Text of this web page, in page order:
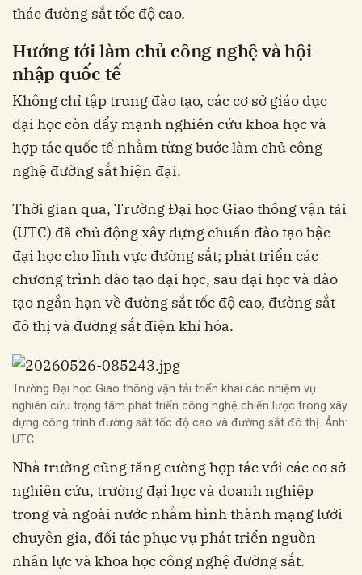
thác đường sắt tốc độ cao.
Hướng tới làm chủ công nghệ và hội
nhập quốc tế
Không chỉ tập trung đào tạo, các cơ sở giáo dục
đại học còn đẩy mạnh nghiên cứu khoa học và
hợp tác quốc tế nhằm từng bước làm chủ công
nghệ đường sắt hiện đại.
Thời gian qua, Trường Đại học Giao thông vận tải
(UTC) đã chủ động xây dựng chuẩn đào tạo bậc
đại học cho lĩnh vực đường sắt; phát triển các
chương trình đào tạo đại học, sau đại học và đào
tạo ngắn hạn về đường sắt tốc độ cao, đường sắt
đô thị và đường sắt điện khí hóa.
Trường Đại học Giao thông vận tải triển khai các nhiệm vụ
nghiên cứu trọng tâm phát triển công nghệ chiến lược trong xây
dựng công trình đường sắt tốc độ cao và đường sắt đô thị. Ảnh:
UTC.
Nhà trường cũng tăng cường hợp tác với các cơ sở
nghiên cứu, trường đại học và doanh nghiệp
trong và ngoài nước nhằm hình thành mạng lưới
chuyên gia, đối tác phục vụ phát triển nguồn
nhân lực và khoa học công nghệ đường sắt.